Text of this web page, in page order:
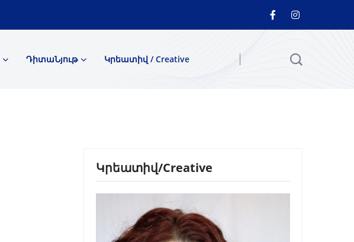
ԴիտաՆյութ Կրեատիվ / Creative
Կրեատիվ/Creative